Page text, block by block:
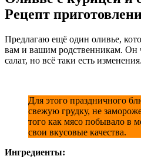
Рецепт
Предлагаю ещё один оливье,
вам и вашим родственникам. Он
салат, но всё таки есть изменения.
Для этого праздничного
свежую грудку, не
того как мясо побывало в
свои вкусовые качества.
Ингредиенты: